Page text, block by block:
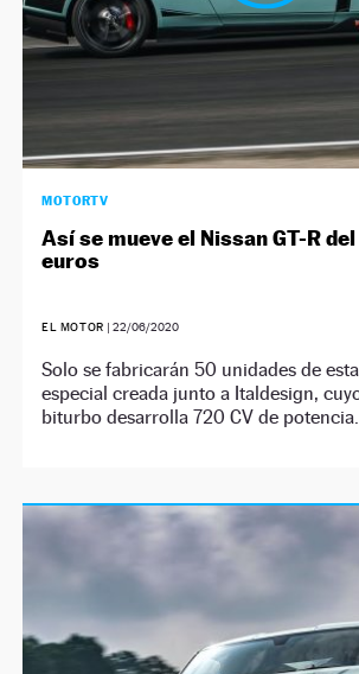
MOTORTV
Así se mueve el Nissan GT-R
euros
EL MOTOR | 22/06/2020
Solo se fabricarán 50 unidades de
especial creada junto a Italdesign,
biturbo desarrolla 720 CV de potencia.